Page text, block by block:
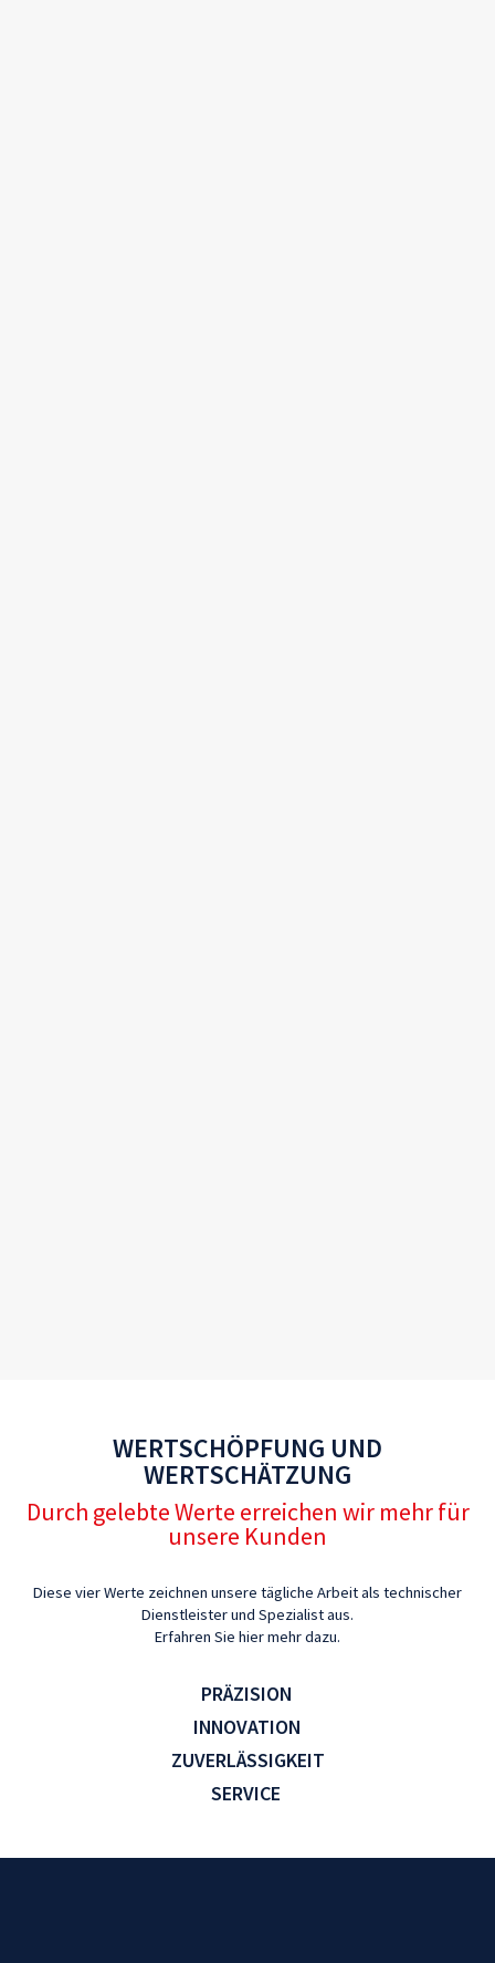
WERTSCHÖPFUNG UND
WERTSCHÄTZUNG
Durch gelebte Werte erreichen wir mehr für
unsere Kunden
Diese vier Werte zeichnen unsere tägliche Arbeit als technischer
Dienstleister und Spezialist aus.
Erfahren Sie hier mehr dazu.
PRÄZISION
INNOVATION
ZUVERLÄSSIGKEIT
SERVICE